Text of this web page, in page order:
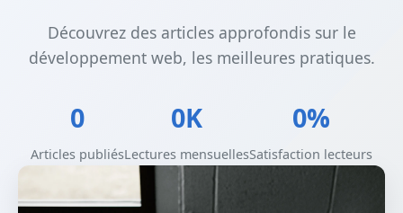
Découvrez des articles approfondis sur le
développement web, les meilleures pratiques.
0
Articles publiés
0K
Lectures mensuelles
0%
Satisfaction lecteurs